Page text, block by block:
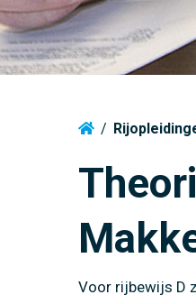
Tractor
Vrachtwagen
Klantgericht
Het Nieuwe
Motor producten
Tractor producten
Vrachtwagen met
Touringcar
/
Voor rijbewijs D